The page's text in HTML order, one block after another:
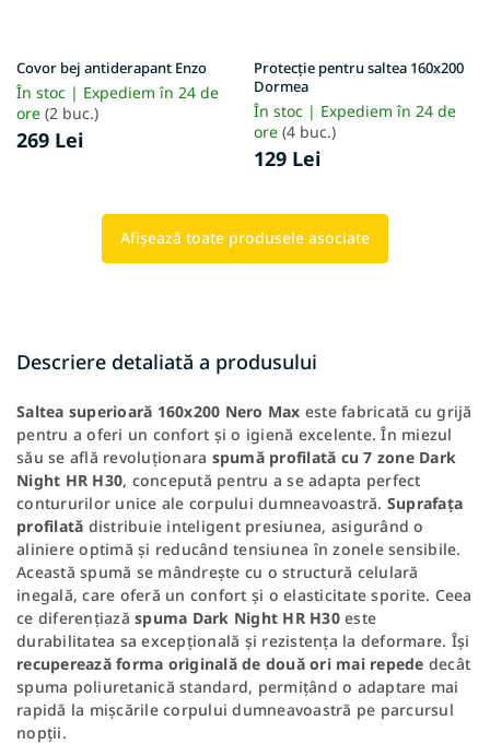
Covor bej antiderapant Enzo
În stoc | Expediem în 24 de
ore (2 buc.)
269 Lei
Protecție pentru saltea 160x200
Dormea
În stoc | Expediem în 24 de
ore (4 buc.)
129 Lei
Afişează toate produsele asociate
Descriere detaliată a produsului
Saltea superioară 160x200 Nero Max este fabricată cu grijă
pentru a oferi un confort și o igienă excelente. În miezul
său se află revoluționara spumă profilată cu 7 zone Dark
Night HR H30, concepută pentru a se adapta perfect
contururilor unice ale corpului dumneavoastră. Suprafața
profilată distribuie inteligent presiunea, asigurând o
aliniere optimă și reducând tensiunea în zonele sensibile.
Această spumă se mândrește cu o structură celulară
inegală, care oferă un confort și o elasticitate sporite. Ceea
ce diferențiază spuma Dark Night HR H30este
durabilitatea sa excepțională și rezistența la deformare. Își
recuperează forma originală de două ori mai repede decât
spuma poliuretanică standard, permițând o adaptare mai
rapidă la mișcările corpului dumneavoastră pe parcursul
nopții.